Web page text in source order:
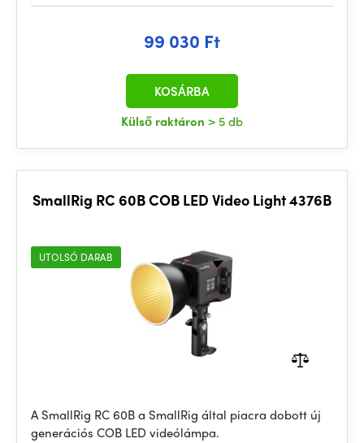
99 030 Ft
Külső raktáron > 5 db
KOSÁRBA
SmallRig RC 60B COB LED Video Light 4376B
UTOLSÓ DARAB
A SmallRig RC 60B a SmallRig által piacra dobott új
generációs COB LED videólámpa.